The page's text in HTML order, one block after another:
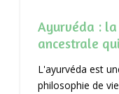
Ayurvéda :
ancestrale
L'ayurvéda est
philosophie de